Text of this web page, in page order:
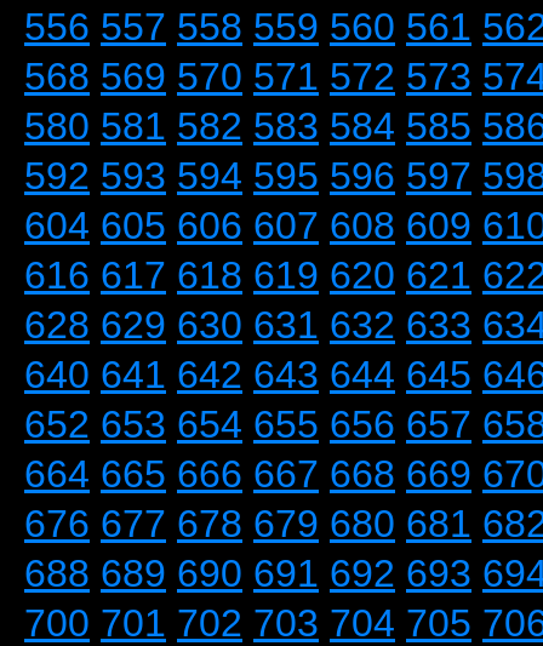
556 557 558 559 560 561
568 569 570 571 572 573
580 581 582 583 584 585
592 593 594 595 596 597
604 605 606 607 608 609
616 617 618 619 620 621
628 629 630 631 632 633
640 641 642 643 644 645
652 653 654 655 656 657
664 665 666 667 668 669
676 677 678 679 680 681
688 689 690 691 692 693
700 701 702 703 704 705